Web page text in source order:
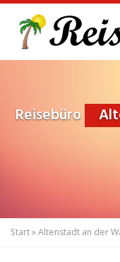
main
Reisebüro
Start»Altenstadt an der